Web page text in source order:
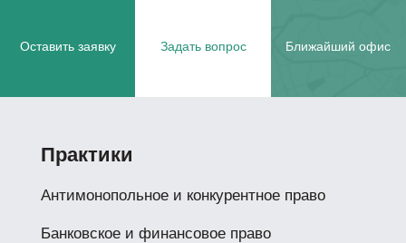
Оставить заявку Задать вопрос Ближайший офис
Практики
Антимонопольное и конкурентное право
Банковское и финансовое право